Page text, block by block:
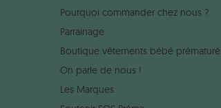
Pourquoi commander chez nous ?
Parrainage
Boutique vêtements bébé prématuré
On parle de nous !
Les Marques